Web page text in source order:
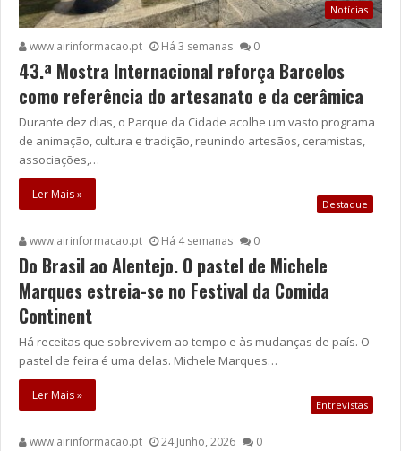
Notícias
www.airinformacao.pt Há 3 semanas 0
43.ª Mostra Internacional reforça Barcelos
como referência do artesanato e da cerâmica
Durante dez dias, o Parque da Cidade acolhe um vasto programa
de animação, cultura e tradição, reunindo artesãos, ceramistas,
associações,…
Ler Mais »
Destaque
www.airinformacao.pt Há 4 semanas 0
Do Brasil ao Alentejo. O pastel de Michele
Marques estreia-se no Festival da Comida
Continent
Há receitas que sobrevivem ao tempo e às mudanças de país. O
pastel de feira é uma delas. Michele Marques…
Ler Mais »
Entrevistas
www.airinformacao.pt 24 Junho, 2026 0